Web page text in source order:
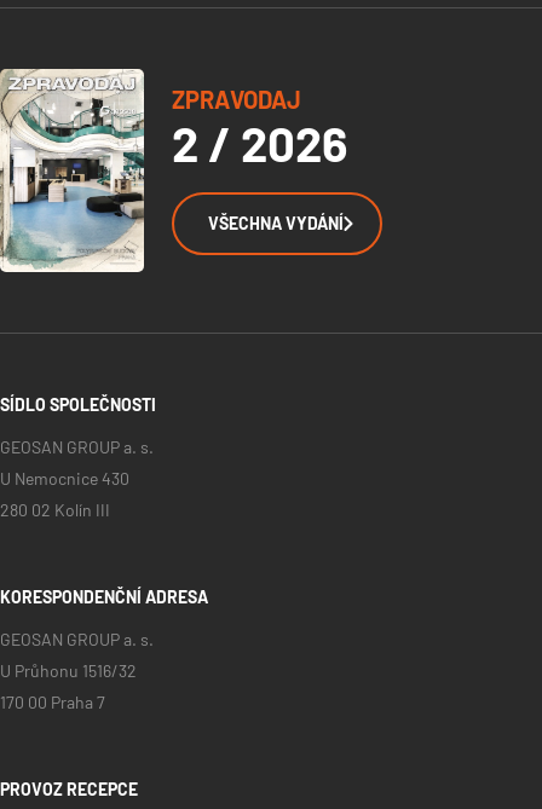
ZPRAVODAJ
2 / 2026
VŠECHNA VYDÁNÍ
SÍDLO SPOLEČNOSTI
GEOSAN GROUP a. s.
U Nemocnice 430
280 02 Kolín III
KORESPONDENČNÍ ADRESA
GEOSAN GROUP a. s.
U Průhonu 1516/32
170 00 Praha 7
PROVOZ RECEPCE